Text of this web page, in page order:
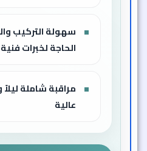
سهولة التركيب
الحاجة لخبرات فنية
مراقبة شاملة ليلاً
عالية